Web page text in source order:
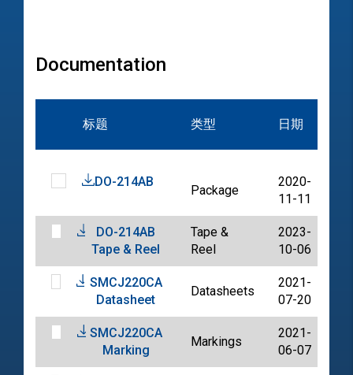
Documentation
标题 类型 日期
DO-214AB
Package
2020-
11-11
DO-214AB
Tape & Reel
Tape &
Reel
2023-
10-06
SMCJ220CA
Datasheet
Datasheets
2021-
07-20
SMCJ220CA
Marking
Markings
2021-
06-07